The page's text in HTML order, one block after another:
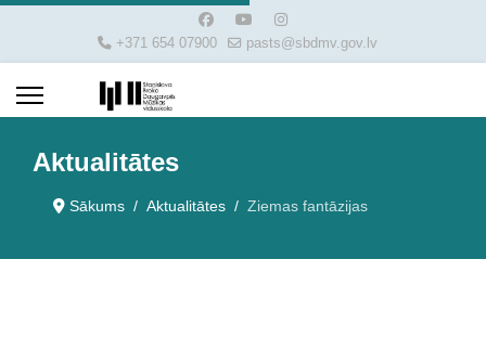
+371 654 07900 pasts@sbdmv.gov.lv
Aktualitātes
Sākums Aktualitātes Ziemas fantāzijas